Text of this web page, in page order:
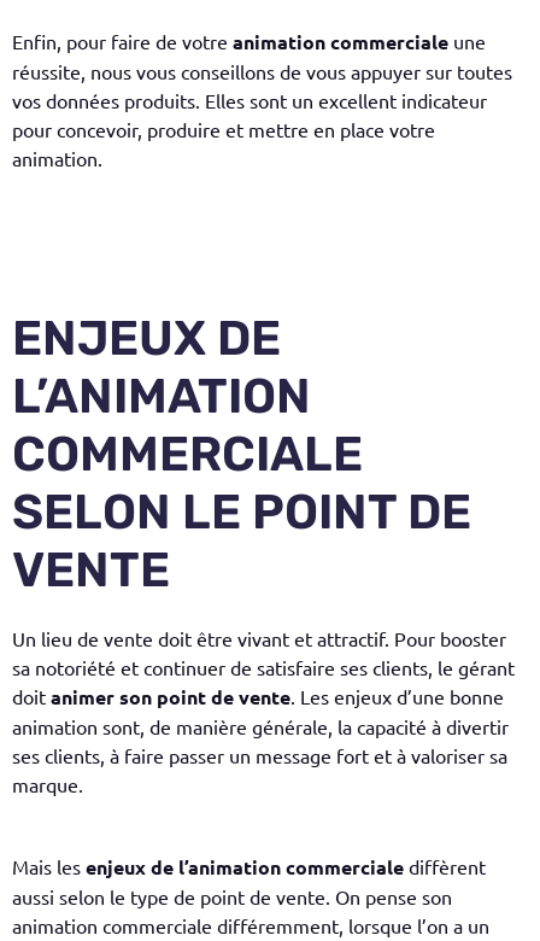
Enfin, pour faire de votre animation commerciale une
réussite, nous vous conseillons de vous appuyer sur toutes
vos données produits. Elles sont un excellent indicateur
pour concevoir, produire et mettre en place votre
animation.
ENJEUX DE
L’ANIMATION
COMMERCIALE
SELON LE POINT DE
VENTE
Un lieu de vente doit être vivant et attractif. Pour booster
sa notoriété et continuer de satisfaire ses clients, le gérant
doit animer son point de vente. Les enjeux d’une bonne
animation sont, de manière générale, la capacité à divertir
ses clients, à faire passer un message fort et à valoriser sa
marque.
Mais les enjeux de l’animation commerciale diffèrent
aussi selon le type de point de vente. On pense son
animation commerciale différemment, lorsque l’on a un